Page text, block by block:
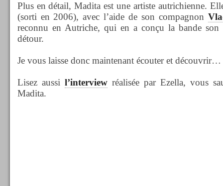
Plus en détail, Madita est une artiste autrichienne.
(sorti en 2006), avec l’aide de son compagnon
reconnu en Autriche, qui en a conçu la bande
détour.
Je vous laisse donc maintenant écouter et découvrir…
Lisez aussi l’interviewréalisée par Ezella, vous
Madita.